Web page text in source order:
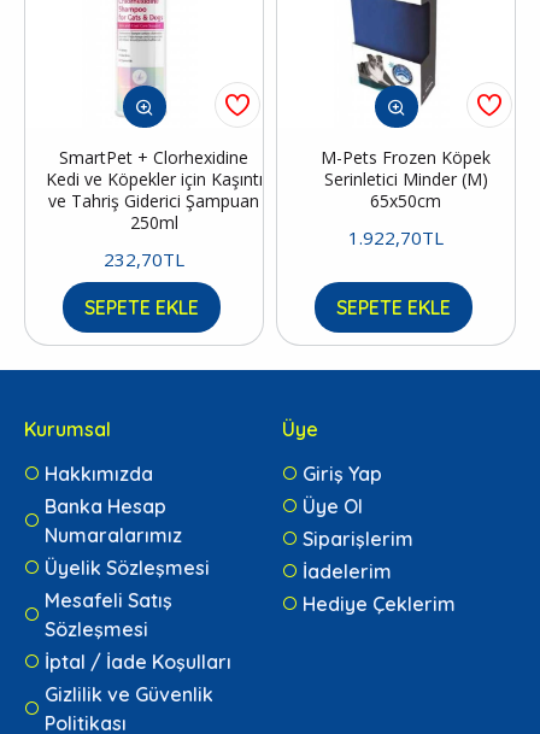
SmartPet + Clorhexidine
Kedi ve Köpekler için Kaşıntı
ve Tahriş Giderici Şampuan
250ml
232,70TL
SEPETE EKLE
M-Pets Frozen Köpek
Serinletici Minder (M)
65x50cm
1.922,70TL
SEPETE EKLE
Kurumsal
Hakkımızda
Banka Hesap
Numaralarımız
Üyelik Sözleşmesi
Mesafeli Satış
Sözleşmesi
İptal / İade Koşulları
Gizlilik ve Güvenlik
Politikası
Üye
Giriş Yap
Üye Ol
Siparişlerim
İadelerim
Hediye Çeklerim